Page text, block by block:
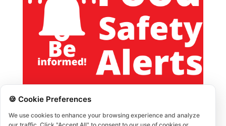
🍪 Cookie Preferences
We use cookies to enhance your browsing experience and analyze